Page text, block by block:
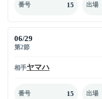
番号 15 出場
06/29
第2節
相手ヤマハ
番号 15 出場